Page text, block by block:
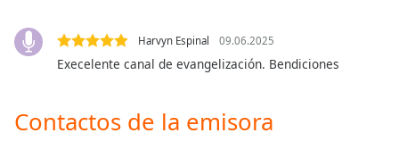
selected
settings,
opens
Harvyn Espinal 09.06.2025
Execelente canal de evangelización. Bendiciones
Contactos de la emisora